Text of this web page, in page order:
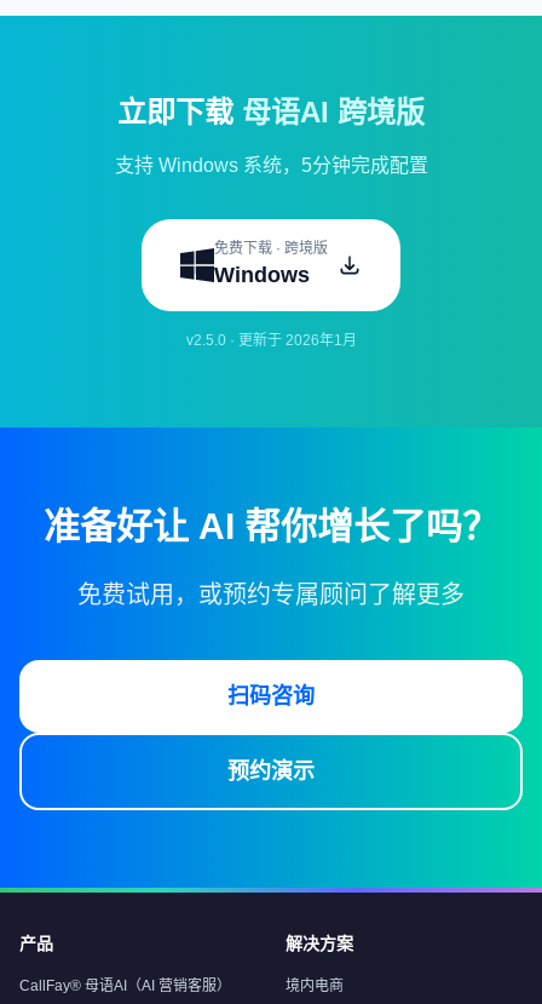
立即下载 母语AI 跨境版
支持 Windows 系统，5分钟完成配置
免费下载 · 跨境版
Windows
v2.5.0 · 更新于 2026年1月
准备好让 AI 帮你增长了吗？
免费试用，或预约专属顾问了解更多
扫码咨询
预约演示
产品
CallFay® 母语AI（AI 营销客服）
解决方案
境内电商